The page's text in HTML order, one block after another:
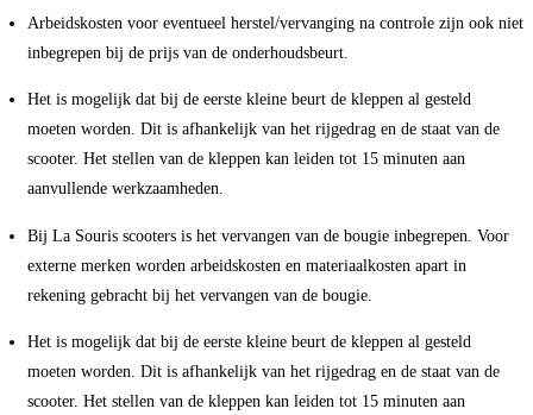
Arbeidskosten voor eventueel herstel/vervanging na controle zijn ook niet
inbegrepen bij de prijs van de onderhoudsbeurt.
Het is mogelijk dat bij de eerste kleine beurt de kleppen al gesteld
moeten worden. Dit is afhankelijk van het rijgedrag en de staat van de
scooter. Het stellen van de kleppen kan leiden tot 15 minuten aan
aanvullende werkzaamheden.
Bij La Souris scooters is het vervangen van de bougie inbegrepen. Voor
externe merken worden arbeidskosten en materiaalkosten apart in
rekening gebracht bij het vervangen van de bougie.
Het is mogelijk dat bij de eerste kleine beurt de kleppen al gesteld
moeten worden. Dit is afhankelijk van het rijgedrag en de staat van de
scooter. Het stellen van de kleppen kan leiden tot 15 minuten aan